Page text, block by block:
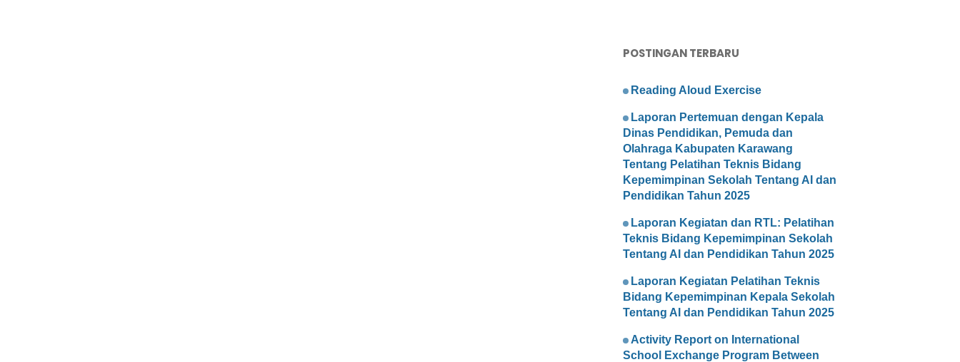
POSTINGAN TERBARU
Reading Aloud Exercise
Laporan Pertemuan dengan Kepala
Dinas Pendidikan, Pemuda dan
Olahraga Kabupaten Karawang
Tentang Pelatihan Teknis Bidang
Kepemimpinan Sekolah Tentang AI dan
Pendidikan Tahun 2025
Laporan Kegiatan dan RTL: Pelatihan
Teknis Bidang Kepemimpinan Sekolah
Tentang AI dan Pendidikan Tahun 2025
Laporan Kegiatan Pelatihan Teknis
Bidang Kepemimpinan Kepala Sekolah
Tentang AI dan Pendidikan Tahun 2025
Activity Report on International
School Exchange Program Between